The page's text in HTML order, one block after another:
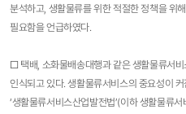
분석하고, 생활물류를 위한 적절한 정책을 위
필요함을 언급하였다.
□ 택배, 소화물배송대행과 같은 생활물류서
인식되고 있다. 생활물류서비스의 중요성이
‘생활물류서비스산업발전법’(이하 생활물류